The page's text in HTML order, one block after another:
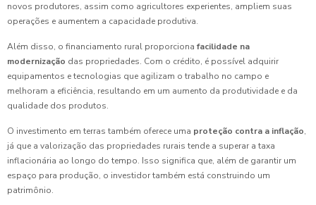
novos produtores, assim como agricultores experientes, ampliem suas
operações e aumentem a capacidade produtiva.
Além disso, o financiamento rural proporciona facilidade na
modernização das propriedades. Com o crédito, é possível adquirir
equipamentos e tecnologias que agilizam o trabalho no campo e
melhoram a eficiência, resultando em um aumento da produtividade e da
qualidade dos produtos.
O investimento em terras também oferece uma proteção contra a inflação,
já que a valorização das propriedades rurais tende a superar a taxa
inflacionária ao longo do tempo. Isso significa que, além de garantir um
espaço para produção, o investidor também está construindo um
patrimônio.